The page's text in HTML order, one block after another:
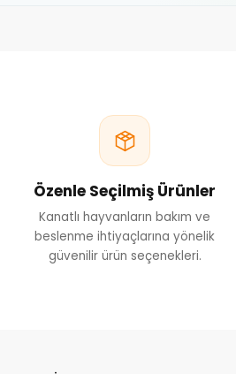
Özenle Seçilmiş Ürünler
Kanatlı hayvanların bakım ve
beslenme ihtiyaçlarına yönelik
güvenilir ürün seçenekleri.